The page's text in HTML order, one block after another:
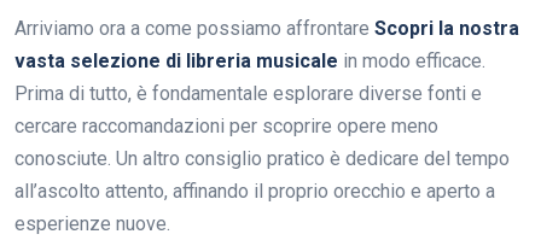
Arriviamo ora a come possiamo affrontare Scopri la nostra
vasta selezione di libreria musicale in modo efficace.
Prima di tutto, è fondamentale esplorare diverse fonti e
cercare raccomandazioni per scoprire opere meno
conosciute. Un altro consiglio pratico è dedicare del tempo
all’ascolto attento, affinando il proprio orecchio e aperto a
esperienze nuove.